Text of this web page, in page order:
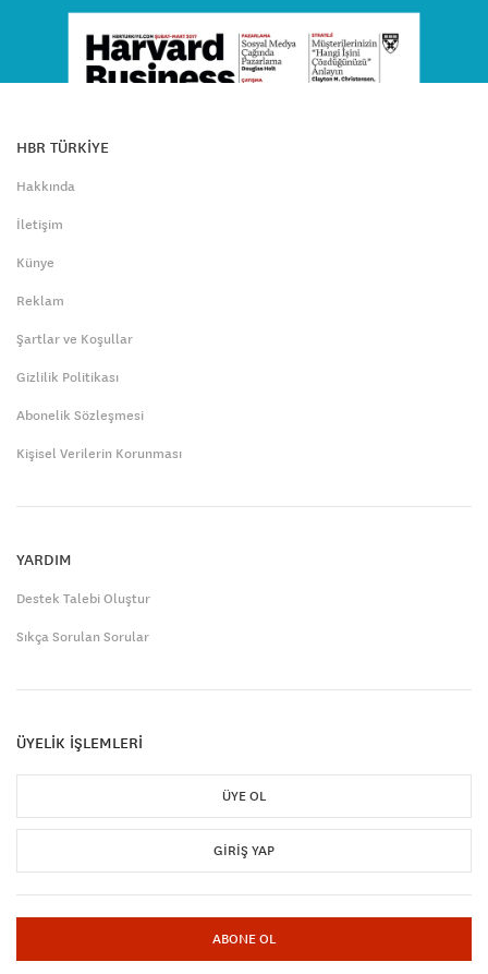
HBR TÜRKİYE
Hakkında
İletişim
Künye
Reklam
Şartlar ve Koşullar
Gizlilik Politikası
Abonelik Sözleşmesi
Kişisel Verilerin Korunması
YARDIM
Destek Talebi Oluştur
Sıkça Sorulan Sorular
ÜYELİK İŞLEMLERİ
ÜYE OL
GIRIŞ YAP
ABONE OL